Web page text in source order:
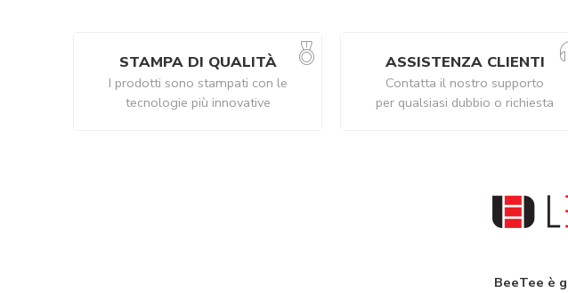
STAMPA DI QUALITÀ
I prodotti sono stampati con le
tecnologie più innovative
ASSISTENZA CLIENTI
Contatta il nostro supporto
per qualsiasi dubbio o richiesta
BeeTee è